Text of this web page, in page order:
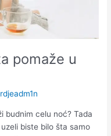
pomaže u
budnim celu noć? Tada
biste bilo šta samo